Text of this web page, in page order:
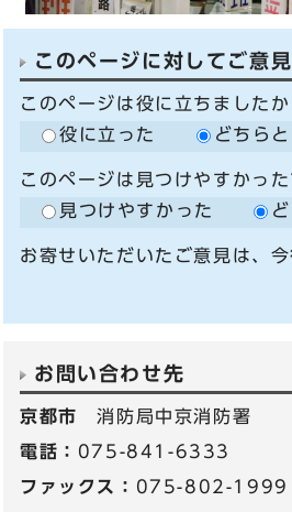
このページに対してご意
このページは役に立ちましたか
役に立った
どちら
このページは見つけやすかった
見つけやすかった
お寄せいただいたご意見は、
お問い合わせ先
京都市消防局中京消防署
電話： 075-841-6333
ファックス： 075-802-1999